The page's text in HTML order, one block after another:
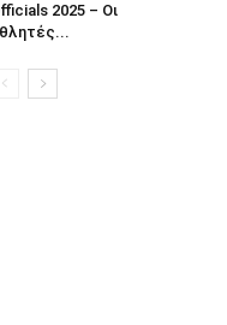
2025 – Οι